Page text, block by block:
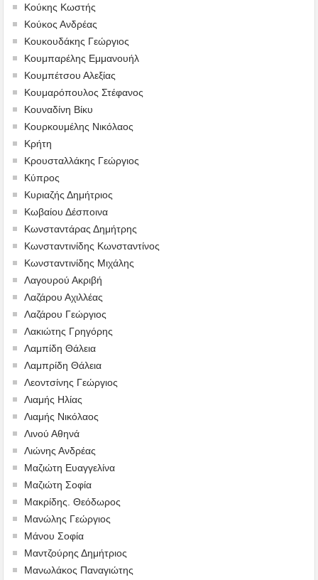
Κούκης Κωστής
Κούκος Ανδρέας
Κουκουδάκης Γεώργιος
Κουμπαρέλης Εμμανουήλ
Κουμπέτσου Αλεξίας
Κουμαρόπουλος Στέφανος
Κουναδίνη Βίκυ
Κουρκουμέλης Νικόλαος
Κρήτη
Κρουσταλλάκης Γεώργιος
Κύπρος
Κυριαζής Δημήτριος
Κωβαίου Δέσποινα
Κωνσταντάρας Δημήτρης
Κωνσταντινίδης Κωνσταντίνος
Κωνσταντινίδης Μιχάλης
Λαγουρού Ακριβή
Λαζάρου Αχιλλέας
Λαζάρου Γεώργιος
Λακιώτης Γρηγόρης
Λαμπίδη Θάλεια
Λαμπρίδη Θάλεια
Λεοντσίνης Γεώργιος
Λιαμής Ηλίας
Λιαμής Νικόλαος
Λινού Αθηνά
Λιώνης Ανδρέας
Μαζιώτη Ευαγγελίνα
Μαζιώτη Σοφία
Μακρίδης. Θεόδωρος
Μανώλης Γεώργιος
Μάνου Σοφία
Μαντζούρης Δημήτριος
Μανωλάκος Παναγιώτης